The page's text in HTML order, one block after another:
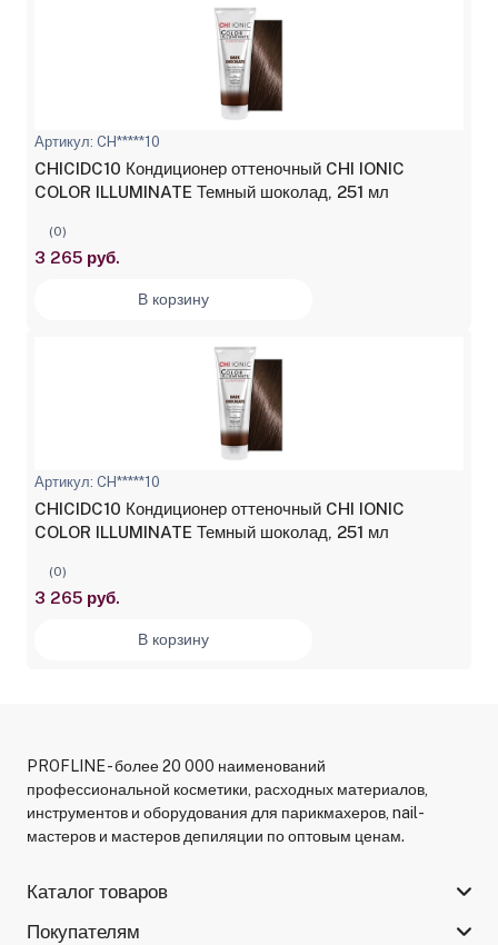
Артикул: CH*****10
CHICIDC10 Кондиционер оттеночный CHI IONIC
COLOR ILLUMINATE Темный шоколад, 251 мл
(0)
3 265 руб.
В корзину
Артикул: CH*****10
CHICIDC10 Кондиционер оттеночный CHI IONIC
COLOR ILLUMINATE Темный шоколад, 251 мл
(0)
3 265 руб.
В корзину
PROFLINE - более 20 000 наименований
профессиональной косметики, расходных материалов,
инструментов и оборудования для парикмахеров, nail-
мастеров и мастеров депиляции по оптовым ценам.
Каталог товаров
Покупателям